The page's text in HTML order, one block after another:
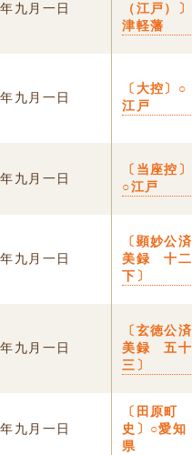
九月一日
（江戸）〕
津軽藩
九月一日
〔大控〕○
江戸
九月一日
〔当座控〕
○江戸
九月一日
〔顕妙公済
美録 十二
下〕
九月一日
〔玄徳公済
美録 五十
三〕
九月一日
〔田原町
史〕○愛知
県